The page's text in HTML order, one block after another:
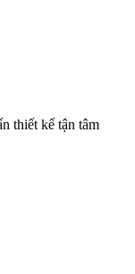
thiết kế tận tâm